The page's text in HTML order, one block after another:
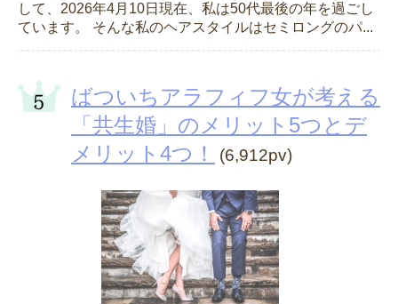
して、2026年4月10日現在、私は50代最後の年を過ごし
ています。 そんな私のヘアスタイルはセミロングのパ...
ばついちアラフィフ女が考える
「共生婚」のメリット5つとデ
メリット4つ！
(6,912pv)